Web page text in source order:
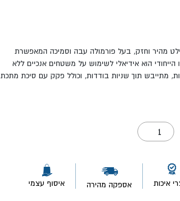
מהיר וחזק, בעל פורמולה עבה וסמיכה המאפשרת
הוא אידיאלי לשימוש על משטחים אנכיים ללא
מתייבש תוך שניות בודדות, וכולל פקק עם סיכת מתכת
כמות
של
סופר
מחוזק
גרם
איכות אספקה מהירה איסוף עצמי